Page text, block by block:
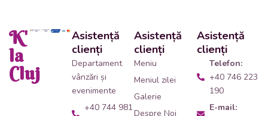
K'
la
Cluj
Asistență
clienți
Departament
vânzări și
evenimente
+40 744 981
Asistență
clienți
Meniu
Meniul zilei
Galerie
Despre Noi
Asistență
clienți
Telefon:
+40 746 223
190
E-mail: